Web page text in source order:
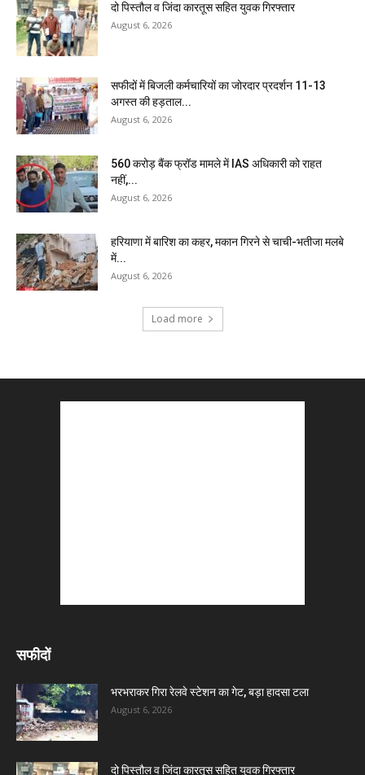
दो पिस्तौल व जिंदा कारतूस सहित युवक गिरफ्तार
August 6, 2026
सफीदों में बिजली कर्मचारियों का जोरदार प्रदर्शन 11-13
अगस्त की हड़ताल...
August 6, 2026
₹560 करोड़ बैंक फ्रॉड मामले में IAS अधिकारी को राहत
नहीं,...
August 6, 2026
हरियाणा में बारिश का कहर, मकान गिरने से चाची-भतीजा मलबे
में...
August 6, 2026
Load more
सफीदों
भरभराकर गिरा रेलवे स्टेशन का गेट, बड़ा हादसा टला
August 6, 2026
दो पिस्तौल व जिंदा कारतूस सहित युवक गिरफ्तार